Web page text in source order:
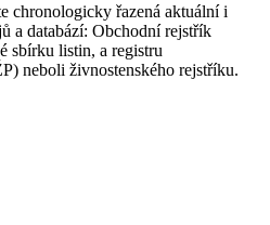
chronologicky řazená aktuální i
a databází: Obchodní rejstřík
sbírku listin, a registru
neboli živnostenského rejstříku.